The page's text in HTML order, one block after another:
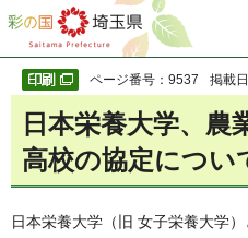
彩の国 埼玉県
ページ番号：9537 掲載
日本栄養大学、農
高校の協定につい
日本栄養大学（旧 女子栄養大学